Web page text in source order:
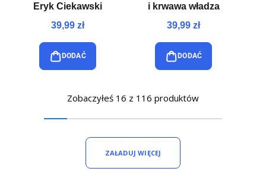
Eryk Ciekawski
39,99 zł
DODAĆ
i krwawa władza
39,99 zł
DODAĆ
Zobaczyłeś 16 z 116 produktów
ZAŁADUJ WIĘCEJ